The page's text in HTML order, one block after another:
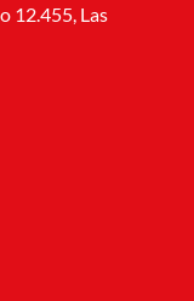
12.455, Las